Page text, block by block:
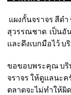
แผงกั้นจราจร สีด
สุวรรณชาด เป็นอั
และดึงเบกมือไว้ บ
ขอขอบพระคุณ บริ
จราจร ให้ดูแลนะ
ตลาดจะไม่ทำให้ผิ